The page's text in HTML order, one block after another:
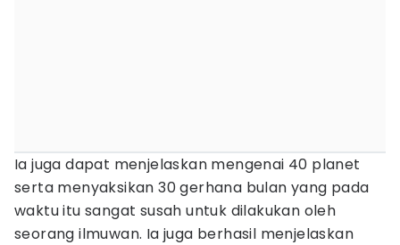
Ia juga dapat menjelaskan mengenai 40 planet
serta menyaksikan 30 gerhana bulan yang pada
waktu itu sangat susah untuk dilakukan oleh
seorang ilmuwan. Ia juga berhasil menjelaskan